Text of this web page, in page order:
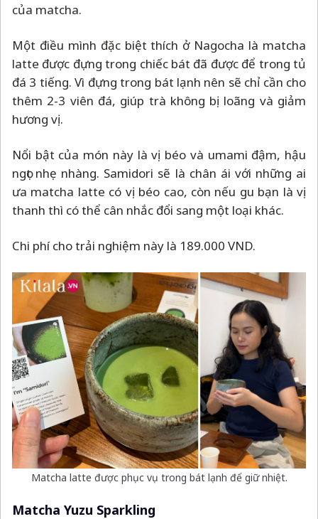
của matcha.
Một điều mình đặc biệt thích ở Nagocha là matcha
latte được đựng trong chiếc bát đã được để trong tủ
đá 3 tiếng. Vì đựng trong bát lạnh nên sẽ chỉ cần cho
thêm 2-3 viên đá, giúp trà không bị loãng và giảm
hương vị.
Nổi bật của món này là vị béo và umami đậm, hậu
ngọt nhẹ nhàng. Samidori sẽ là chân ái với những ai
ưa matcha latte có vị béo cao, còn nếu gu bạn là vị
thanh thì có thể cân nhắc đổi sang một loại khác.
Chi phí cho trải nghiệm này là 189.000 VND.
Matcha latte được phục vụ trong bát lạnh để giữ nhiệt.
Matcha Yuzu Sparkling